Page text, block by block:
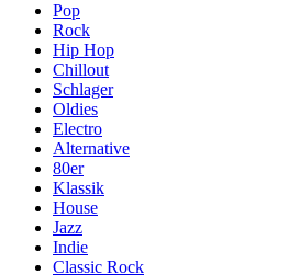
Pop
Rock
Hip Hop
Chillout
Schlager
Oldies
Electro
Alternative
80er
Klassik
House
Jazz
Indie
Classic Rock